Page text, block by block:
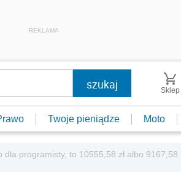
REKLAMA
Sklep
Twoje pieniądze Moto
dla programisty, to 10555,58 zł albo 9167,58